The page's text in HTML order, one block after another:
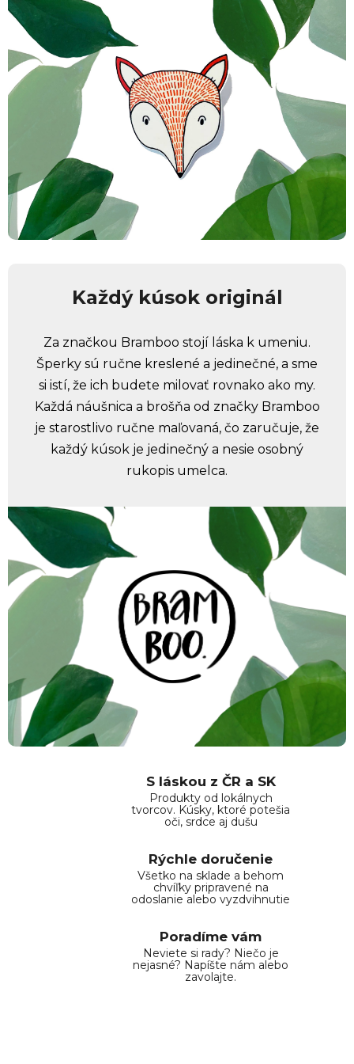
Každý kúsok originál
Za značkou Bramboo stojí láska k umeniu.
Šperky sú ručne kreslené a jedinečné, a sme
si istí, že ich budete milovať rovnako ako my.
Každá náušnica a brošňa od značky Bramboo
je starostlivo ručne maľovaná, čo zaručuje, že
každý kúsok je jedinečný a nesie osobný
rukopis umelca.
S láskou z ČR a SK
Produkty od lokálnych
tvorcov. Kúsky, ktoré potešia
oči, srdce aj dušu
Rýchle doručenie
Všetko na sklade a behom
chvíľky pripravené na
odoslanie alebo vyzdvihnutie
Poradíme vám
Neviete si rady? Niečo je
nejasné? Napíšte nám alebo
zavolajte.